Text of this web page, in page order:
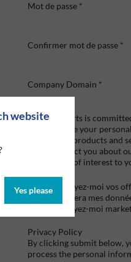
website
Yes please
Mot de passe *
Confirmer mot de passe *
Company Domain *
Graco Roberts is
we'll only use your
provide the products and
like to contact you about
that may be of interest to
Envoyez-moi vos
utilisera mes
envoyez-moi
Privacy Policy
By clicking submit below,
process the personal